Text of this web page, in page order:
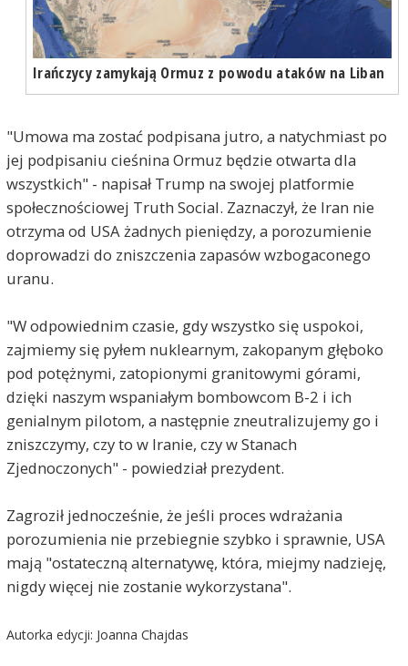
Irańczycy zamykają Ormuz z powodu ataków na Liban
"Umowa ma zostać podpisana jutro, a natychmiast po
jej podpisaniu cieśnina Ormuz będzie otwarta dla
wszystkich" - napisał Trump na swojej platformie
społecznościowej Truth Social. Zaznaczył, że Iran nie
otrzyma od USA żadnych pieniędzy, a porozumienie
doprowadzi do zniszczenia zapasów wzbogaconego
uranu.
"W odpowiednim czasie, gdy wszystko się uspokoi,
zajmiemy się pyłem nuklearnym, zakopanym głęboko
pod potężnymi, zatopionymi granitowymi górami,
dzięki naszym wspaniałym bombowcom B-2 i ich
genialnym pilotom, a następnie zneutralizujemy go i
zniszczymy, czy to w Iranie, czy w Stanach
Zjednoczonych" - powiedział prezydent.
Zagroził jednocześnie, że jeśli proces wdrażania
porozumienia nie przebiegnie szybko i sprawnie, USA
mają "ostateczną alternatywę, która, miejmy nadzieję,
nigdy więcej nie zostanie wykorzystana".
Autorka edycji: Joanna Chajdas